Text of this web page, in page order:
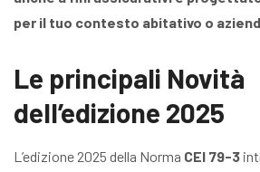
per il tuo contesto abitativo o
Le principali Novità
dell’edizione 2025
L’edizione 2025 della Norma CEI 79-3